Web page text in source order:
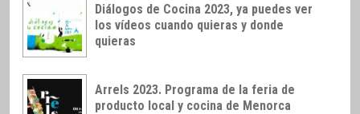
Diálogos de Cocina 2023, ya puedes ver
los vídeos cuando quieras y donde
quieras
Arrels 2023. Programa de la feria de
producto local y cocina de Menorca